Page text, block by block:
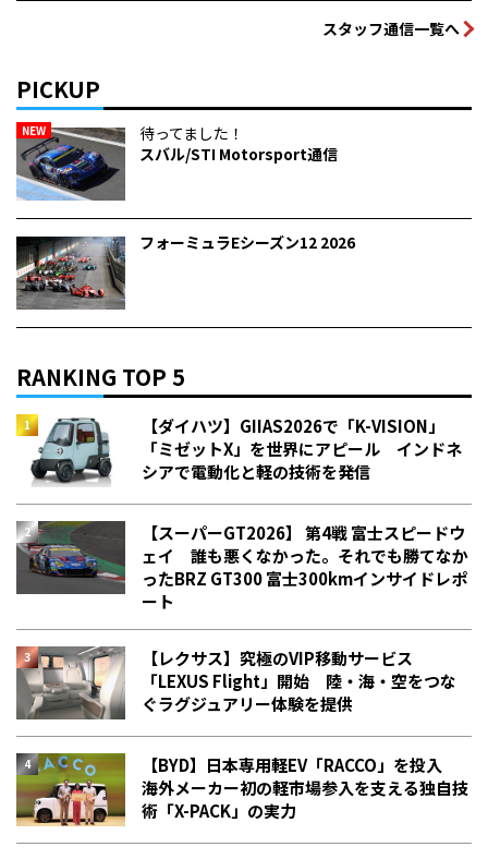
スタッフ通信一覧へ
PICKUP
NEW
待ってました！
スバル/STI Motorsport通信
フォーミュラEシーズン12 2026
RANKING TOP 5
【ダイハツ】GIIAS2026で「K-VISION」
「ミゼットX」を世界にアピール インドネ
シアで電動化と軽の技術を発信
【スーパーGT2026】 第4戦 富士スピードウ
ェイ 誰も悪くなかった。それでも勝てなか
った――BRZ GT300 富士300kmインサイドレポ
ート
【レクサス】究極のVIP移動サービス
「LEXUS Flight」開始 陸・海・空をつな
ぐラグジュアリー体験を提供
【BYD】日本専用軽EV「RACCO」を投入
海外メーカー初の軽市場参入を支える独自技
術「X-PACK」の実力